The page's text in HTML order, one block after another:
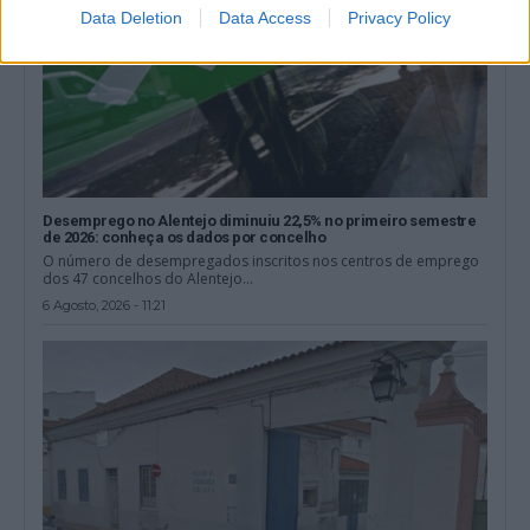
Data Deletion Data Access Privacy Policy
Desemprego no Alentejo diminuiu 22,5% no primeiro semestre
de 2026: conheça os dados por concelho
O número de desempregados inscritos nos centros de emprego
dos 47 concelhos do Alentejo...
6 Agosto, 2026 - 11:21